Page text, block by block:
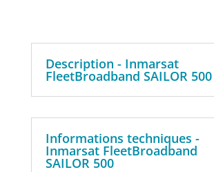
Description - Inmarsat
FleetBroadband SAILOR 500
Informations techniques -
Inmarsat FleetBroadband
SAILOR 500